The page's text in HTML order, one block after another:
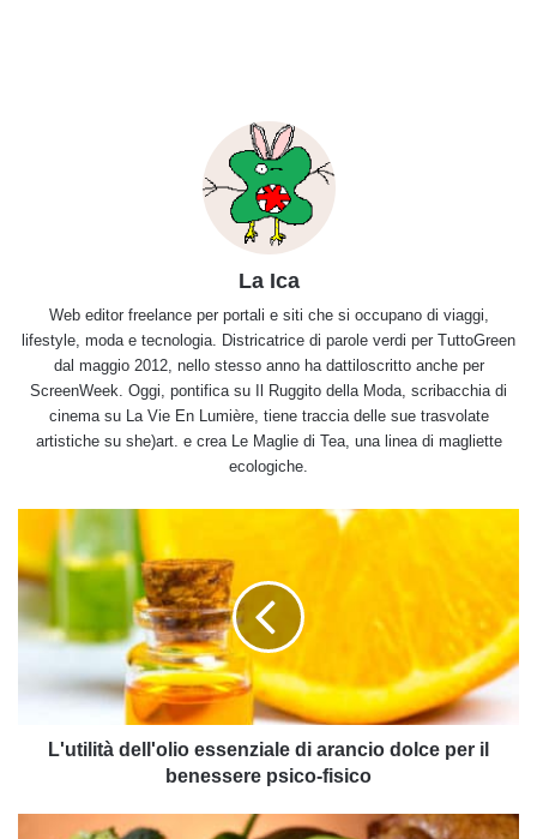
La Ica
Web editor freelance per portali e siti che si occupano di viaggi,
lifestyle, moda e tecnologia. Districatrice di parole verdi per TuttoGreen
dal maggio 2012, nello stesso anno ha dattiloscritto anche per
ScreenWeek. Oggi, pontifica su Il Ruggito della Moda, scribacchia di
cinema su La Vie En Lumière, tiene traccia delle sue trasvolate
artistiche su she)art. e crea Le Maglie di Tea, una linea di magliette
ecologiche.
L'utilità
dell'olio
essenziale
arancio
dolce
psico-L'utilità dell'olio essenziale di arancio dolce per il
benessere psico-fisico